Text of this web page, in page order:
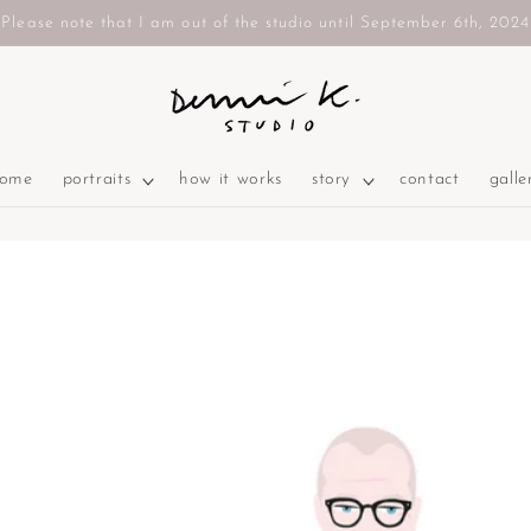
Please note that I am out of the studio until September 6th, 2024
portraits how it works story contact